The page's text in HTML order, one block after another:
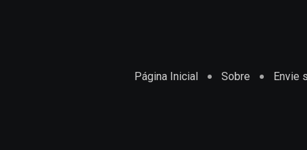
Página Inicial Sobre Envie